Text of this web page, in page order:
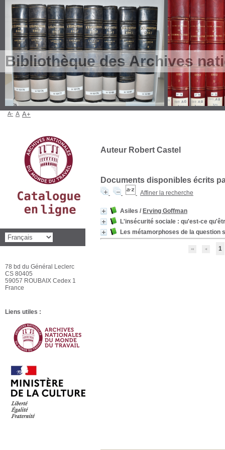
Bibliothèque des Archives
Auteur Robert Castel
Documents disponibles écrits
Affiner la recherche
Asiles / Erving Goffman
L'insécurité sociale : qu'est-ce
Les métamorphoses de la question
1
A- A A+
78 bd du Général Leclerc
CS 80405
59057 ROUBAIX Cedex 1
France
Liens utiles :